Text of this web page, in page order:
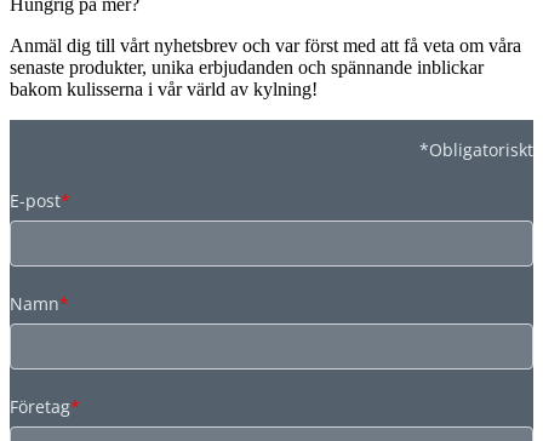
Hungrig på mer?
Anmäl dig till vårt nyhetsbrev och var först med att få veta om våra
senaste produkter, unika erbjudanden och spännande inblickar
bakom kulisserna i vår värld av kylning!
*Obligatoriskt
E-post*
Namn*
Företag*